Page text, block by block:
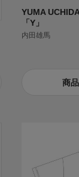
YUMA
「Y」
内田雄馬
商